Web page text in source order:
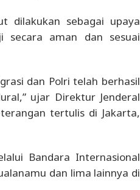
dilakukan sebagai upaya
secara aman dan sesuai
dan Polri telah berhasil
ujar Direktur Jenderal
tertulis di Jakarta,
Bandara Internasional
dan lima lainnya di